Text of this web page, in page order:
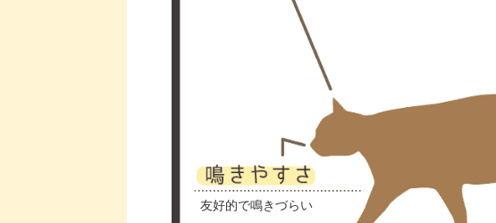
友好的で鳴きづらい